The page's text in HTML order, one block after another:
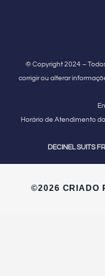
© Copyright 2024 –
corrigir ou alterar
Horário de Atendimento
DECINEL SUITS
©2026 CRIADO